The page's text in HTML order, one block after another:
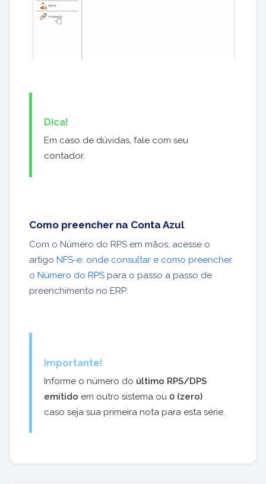
Dica!
Em caso de dúvidas, fale com seu
contador.
Como preencher na Conta Azul
Com o Número do RPS em mãos, acesse o
artigo NFS-e: onde consultar e como preencher
o Número do RPS para o passo a passo de
preenchimento no ERP.
Importante!
Informe o número do último RPS/DPS
emitido em outro sistema ou 0 (zero)
caso seja sua primeira nota para esta série.